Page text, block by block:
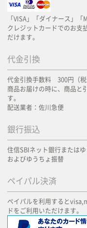
「VISA」「ダイナース」「
クレジットカードでのお支
だけます。
代金引換
代金引換手数料 300円（税
商品お届けの時に、商品と
す。
配送業者：佐川急便
銀行振込
住信SBIネット銀行または
およびゆうちょ振替
ペイパル決済
ペイパルを利用すると
ドをご利用いただけます。